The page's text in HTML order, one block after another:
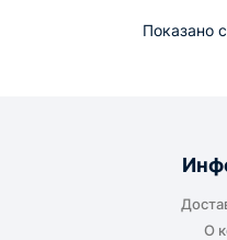
Показано
О